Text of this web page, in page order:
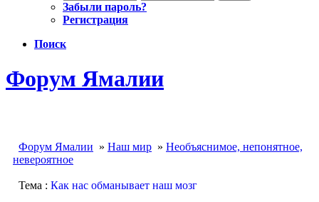
Забыли пароль?
Регистрация
Поиск
Форум Ямалии
Форум Ямалии » Наш мир » Необъяснимое, непонятное,
невероятное
Тема : Как нас обманывает наш мозг